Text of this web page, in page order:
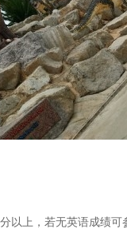
上，若无英语成绩